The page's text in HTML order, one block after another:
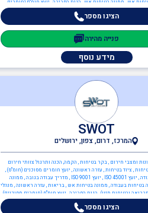
אש , ממונה בטיחות אש , הגנת הסביבה , יועץ חומ"ס (חומרים
מסוכנים) , יועץ הגנת הסביבה , יועץ ISO 14001
הציגו מספר
פנייה מהירה
מידע נוסף
SWOT
המרכז, דרום, צפון, ירושלים
ומצבי חירום , בקר בטיחות , הקמה, הכנה ותרגול צוותי חירום
, ציוד בטיחות , עזרה ראשונה , יועץ חומרים מסוכנים (חומ"ס) ,
יועץ בטיחות בעבודה , יועץ ISO 45001 , יועץ ISO 9001 , מדריך עבודה בגובה , ממונה
בטיחות בעבודה , ממונה בטיחות אש , בריאות , עזרה ראשונה , מנהלי
ובטיחות מזון) , הגנת הסביבה , יועץ חומ"ס (חומרים מסוכנים) ,
יועץ הגנת הסביבה , יועץ ISO 14001 , ענף הבנייה , בקר בטיחות , ממונה בטיחות בבניה ,
מהנדסים והנדסאים , הנדסאי מכונות , הנדסאים
הציגו מספר